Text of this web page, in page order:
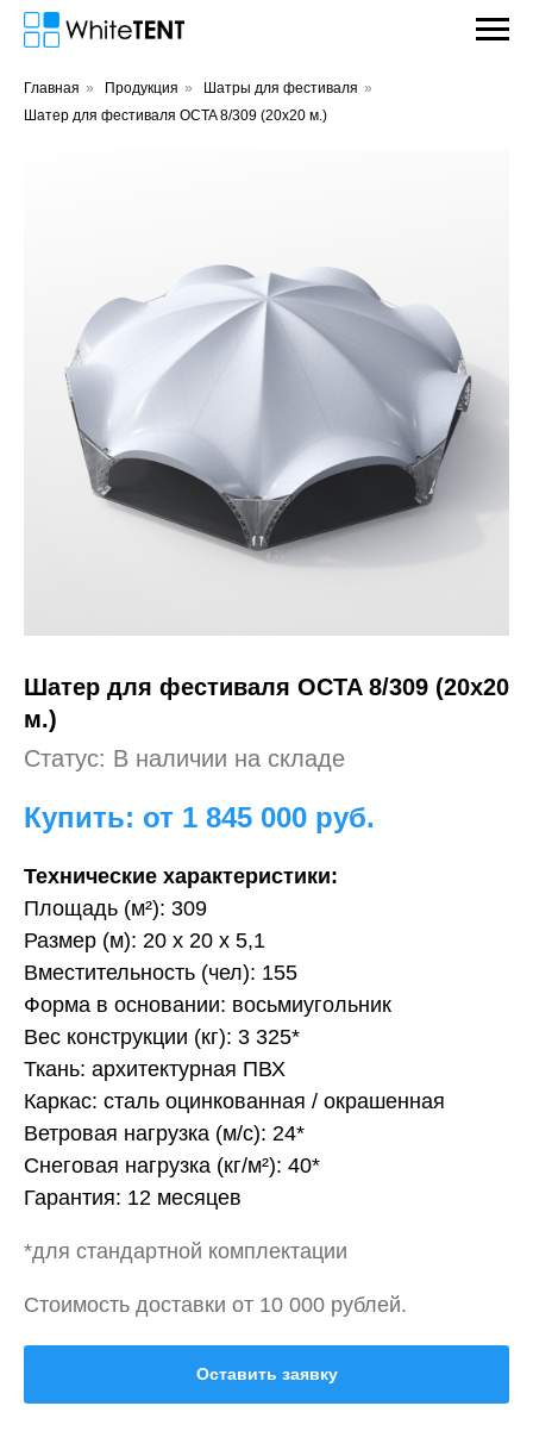
Главная » Продукция » Шатры для фестиваля »
Шатер для фестиваля OCTA 8/309 (20х20 м.)
Шатер для фестиваля OCTA 8/309 (20х20
м.)
Статус: В наличии на складе
Купить: от 1 845 000 руб.
Технические характеристики:
Площадь (м²): 309
Размер (м): 20 х 20 х 5,1
Вместительность (чел): 155
Форма в основании: восьмиугольник
Вес конструкции (кг): 3 325*
Ткань: архитектурная ПВХ
Каркас: сталь оцинкованная / окрашенная
Ветровая нагрузка (м/с): 24*
Снеговая нагрузка (кг/м²): 40*
Гарантия: 12 месяцев
*для стандартной комплектации
Стоимость доставки от 10 000 рублей.
Оставить заявку